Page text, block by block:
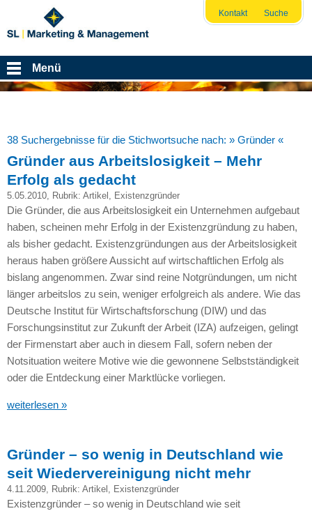
Kontakt Suche
Menü
38 Suchergebnisse für die Stichwortsuche nach: » Gründer «
Gründer aus Arbeitslosigkeit – Mehr
Erfolg als gedacht
5.05.2010, Rubrik: Artikel , Existenzgründer
Die Gründer, die aus Arbeitslosigkeit ein Unternehmen aufgebaut
haben, scheinen mehr Erfolg in der Existenzgründung zu haben,
als bisher gedacht. Existenzgründungen aus der Arbeitslosigkeit
heraus haben größere Aussicht auf wirtschaftlichen Erfolg als
bislang angenommen. Zwar sind reine Notgründungen, um nicht
länger arbeitslos zu sein, weniger erfolgreich als andere. Wie das
Deutsche Institut für Wirtschaftsforschung (DIW) und das
Forschungsinstitut zur Zukunft der Arbeit (IZA) aufzeigen, gelingt
der Firmenstart aber auch in diesem Fall, sofern neben der
Notsituation weitere Motive wie die gewonnene Selbstständigkeit
oder die Entdeckung einer Marktlücke vorliegen.
weiterlesen »
Gründer – so wenig in Deutschland wie
seit Wiedervereinigung nicht mehr
4.11.2009, Rubrik: Artikel , Existenzgründer
Existenzgründer – so wenig in Deutschland wie seit